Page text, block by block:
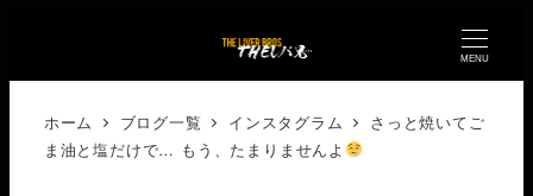
MENU
ホーム ブログ一覧 インスタグラム
さっと焼いてご
ま油と塩だけで… もう、たまりませんよ